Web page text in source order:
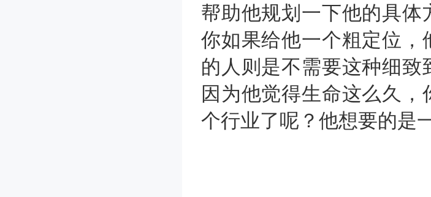
帮助他规划一下他的具体
你如果给他一个粗定位，
的人则是不需要这种细致
因为他觉得生命这么久
个行业了呢？他想要的是